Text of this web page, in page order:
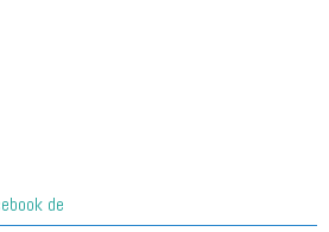
de